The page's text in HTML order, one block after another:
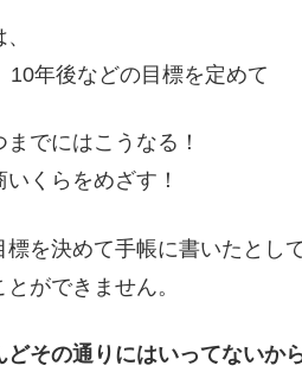
10年後などの目標を定めて
でにはこうなる！
くらをめざす！
標を決めて手帳に書いたとし
ができません。
どその通りにはいってないか